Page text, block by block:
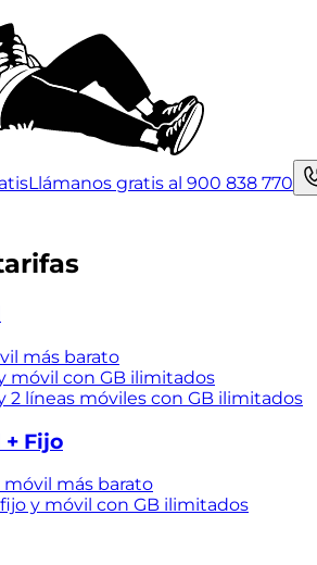
Llámanos gratis al 900 838 770
más barato
móvil con GB ilimitados
2 líneas móviles con GB ilimitados
+ Fijo
móvil más barato
fijo y móvil con GB ilimitados